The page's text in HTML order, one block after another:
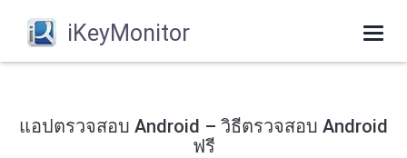
iKeyMonitor
แอปตรวจสอบ Android – วิธีตรวจสอบ Android
ฟรี